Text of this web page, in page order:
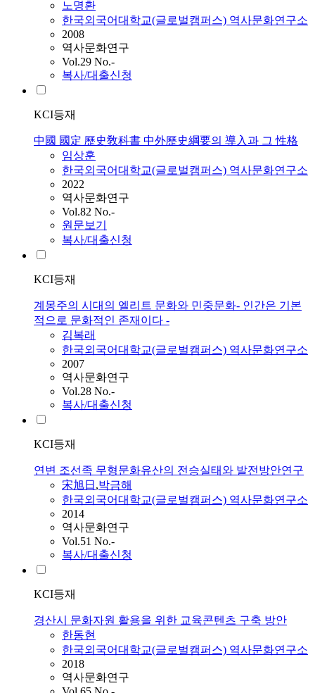
노명환
한국외국어대학교(글로벌캠퍼스) 역사문화연구소
2008
역사문화연구
Vol.29 No.-
복사/대출신청
KCI등재
中國 國定 歷史敎科書 中外歷史綱要의 導入과 그 性格
임상훈
한국외국어대학교(글로벌캠퍼스) 역사문화연구소
2022
역사문화연구
Vol.82 No.-
원문보기
복사/대출신청
KCI등재
계몽주의 시대의 엘리트 문화와 민중문화- 인간은 기본
적으로 문화적인 존재이다 -
김복래
한국외국어대학교(글로벌캠퍼스) 역사문화연구소
2007
역사문화연구
Vol.28 No.-
복사/대출신청
KCI등재
연변 조선족 무형문화유산의 전승실태와 발전방안연구
宋旭日 ,박금해
한국외국어대학교(글로벌캠퍼스) 역사문화연구소
2014
역사문화연구
Vol.51 No.-
복사/대출신청
KCI등재
경산시 문화자원 활용을 위한 교육콘텐츠 구축 방안
한동현
한국외국어대학교(글로벌캠퍼스) 역사문화연구소
2018
역사문화연구